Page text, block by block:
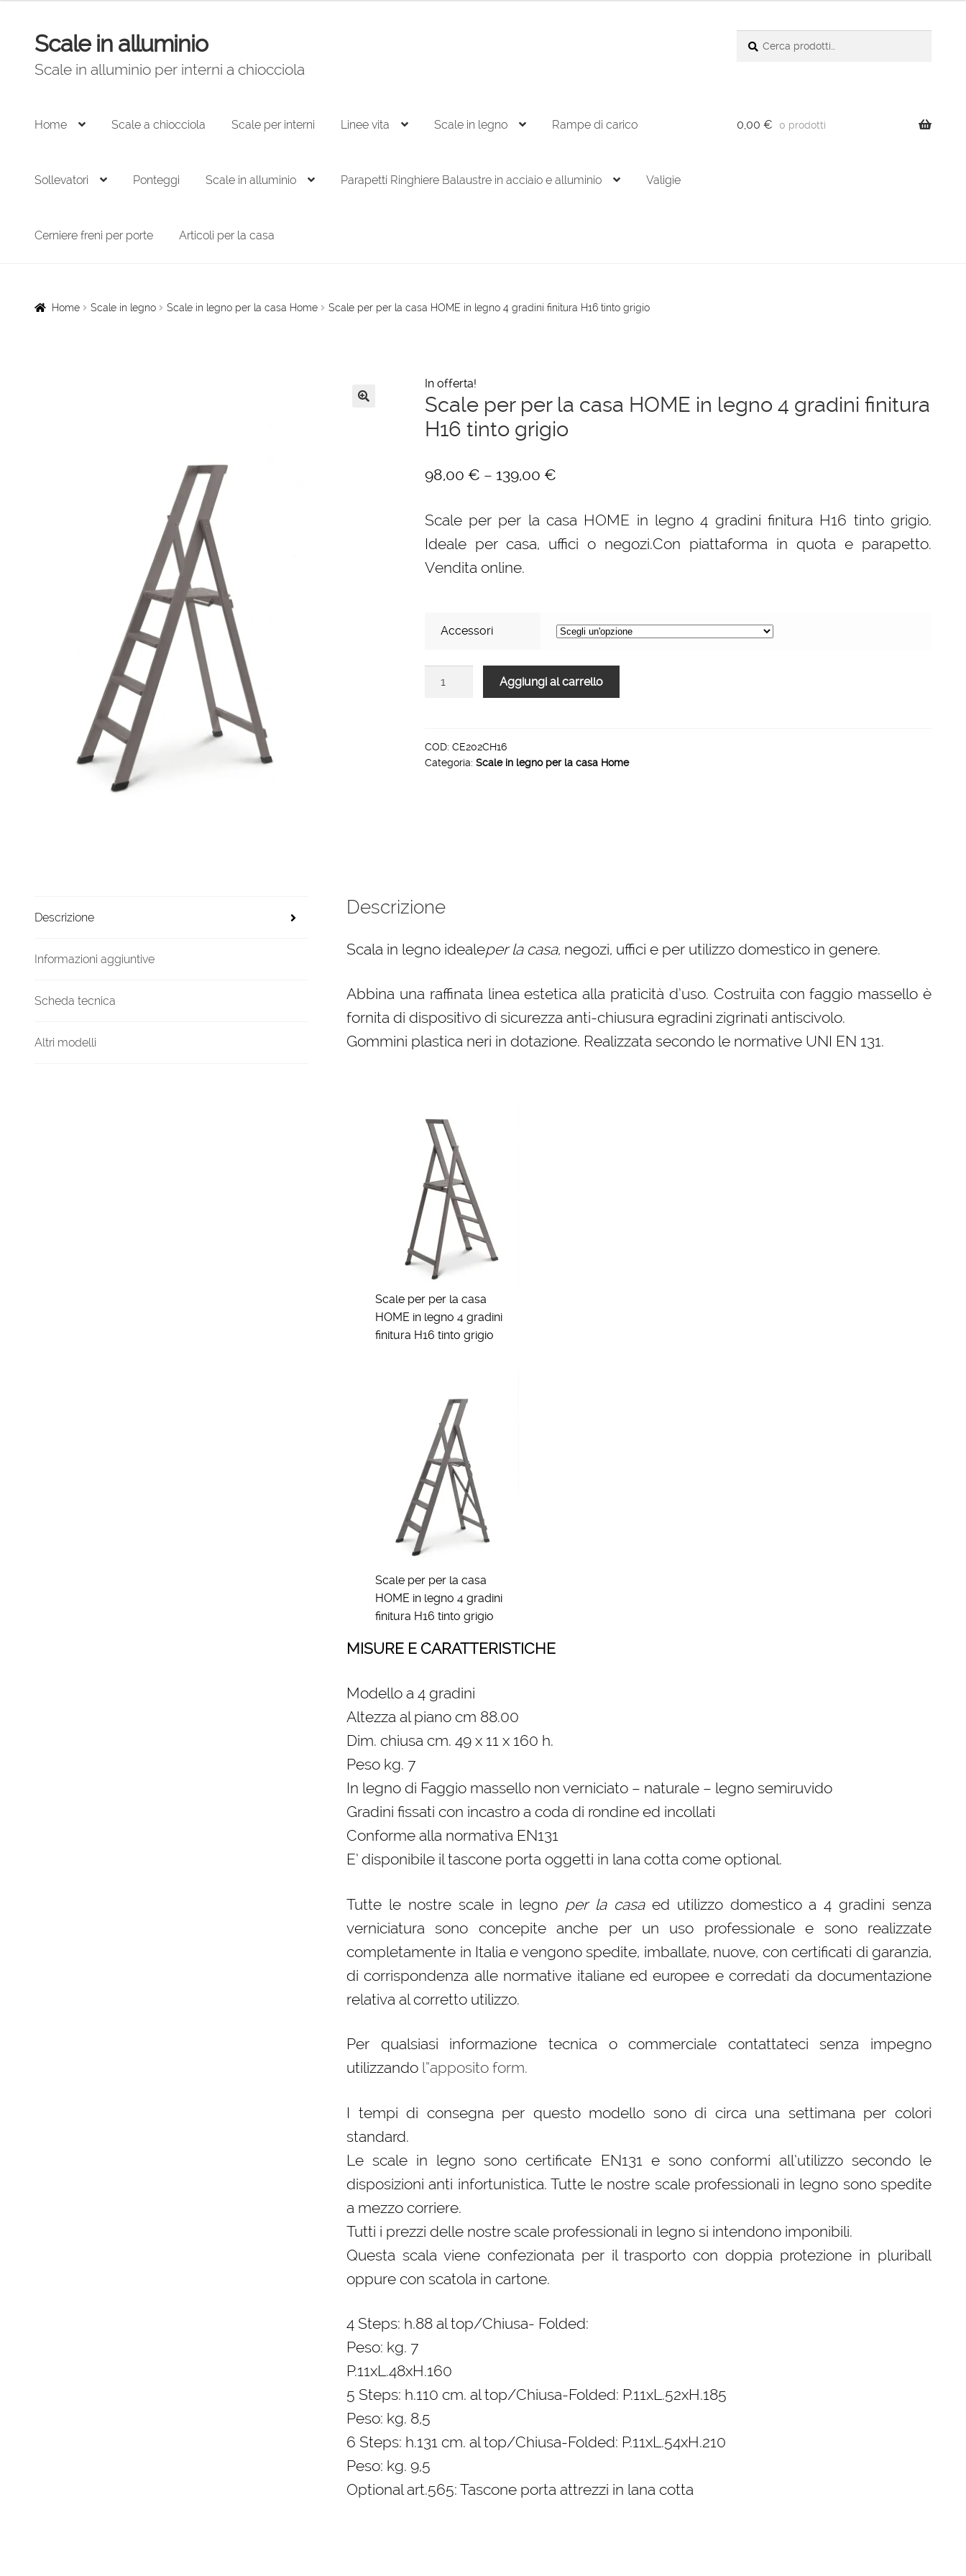
Vai
alla
navigazione
Vai
al
contenuto
Scale in alluminio
Scale in alluminio per interni a chiocciola
Home Scale a chiocciola Scale per interni Linee vita Scale in legno Rampe di carico
Sollevatori Ponteggi Scale in alluminio Parapetti Ringhiere Balaustre in acciaio e alluminio Valigie
Cerniere freni per porte Articoli per la casa
0,00 € 0 prodotti
Home Scale in legno Scale in legno per la casa Home Scale per per la casa HOME in legno 4 gradini finitura H16 tinto grigio
In offerta!
Scale per per la casa HOME in legno 4 gradini finitura
H16 tinto grigio
98,00 € – 139,00 €
Scale per per la casa HOME in legno 4 gradini finitura H16 tinto grigio.
Ideale per casa, uffici o negozi.Con piattaforma in quota e parapetto.
Vendita online.
Accessori
casa
HOME
grigio
Aggiungi al carrello
COD: CE202CH16
Categoria: Scale in legno per la casa Home
Descrizione
Informazioni aggiuntive
Scheda tecnica
Altri modelli
Descrizione
Scala in legno idealeper la casa, negozi, uffici e per utilizzo domestico in genere.
Abbina una raffinata linea estetica alla praticità d’uso. Costruita con faggio massello è
fornita di dispositivo di sicurezza anti-chiusura egradini zigrinati antiscivolo.
Gommini plastica neri in dotazione. Realizzata secondo le normative UNI EN 131.
Scale per per la casa
HOME in legno 4 gradini
finitura H16 tinto grigio
Scale per per la casa
HOME in legno 4 gradini
finitura H16 tinto grigio
MISURE E CARATTERISTICHE
Modello a 4 gradini
Altezza al piano cm 88.00
Dim. chiusa cm. 49 x 11 x 160 h.
Peso kg. 7
In legno di Faggio massello non verniciato – naturale – legno semiruvido
Gradini fissati con incastro a coda di rondine ed incollati
Conforme alla normativa EN131
E’ disponibile il tascone porta oggetti in lana cotta come optional.
Tutte le nostre scale in legno per la casaed utilizzo domestico a 4 gradini senza
verniciatura sono concepite anche per un uso professionale e sono realizzate
completamente in Italia e vengono spedite, imballate, nuove, con certificati di garanzia,
di corrispondenza alle normative italiane ed europee e corredati da documentazione
relativa al corretto utilizzo.
Per qualsiasi informazione tecnica o commerciale contattateci senza impegno
utilizzando l”apposito form.
I tempi di consegna per questo modello sono di circa una settimana per colori
standard.
Le scale in legno sono certificate EN131 e sono conformi all’utilizzo secondo le
disposizioni anti infortunistica. Tutte le nostre scale professionali in legno sono spedite
a mezzo corriere.
Tutti i prezzi delle nostre scale professionali in legno si intendono imponibili.
Questa scala viene confezionata per il trasporto con doppia protezione in pluriball
oppure con scatola in cartone.
4 Steps: h.88 al top/Chiusa- Folded:
Peso: kg. 7
P.11xL.48xH.160
5 Steps: h.110 cm. al top/Chiusa-Folded: P.11xL.52xH.185
Peso: kg. 8,5
6 Steps: h.131 cm. al top/Chiusa-Folded: P.11xL.54xH.210
Peso: kg. 9,5
Optional art.565: Tascone porta attrezzi in lana cotta